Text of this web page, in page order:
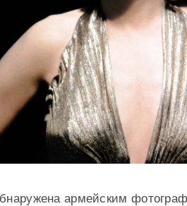
армейским